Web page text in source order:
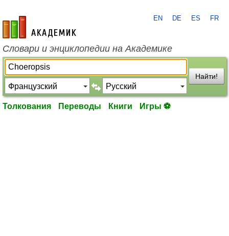
academic.ru
EN DE ES FR
Словари и энциклопедии на Академике
Найти!
Толкования Переводы Книги Игры ⚽